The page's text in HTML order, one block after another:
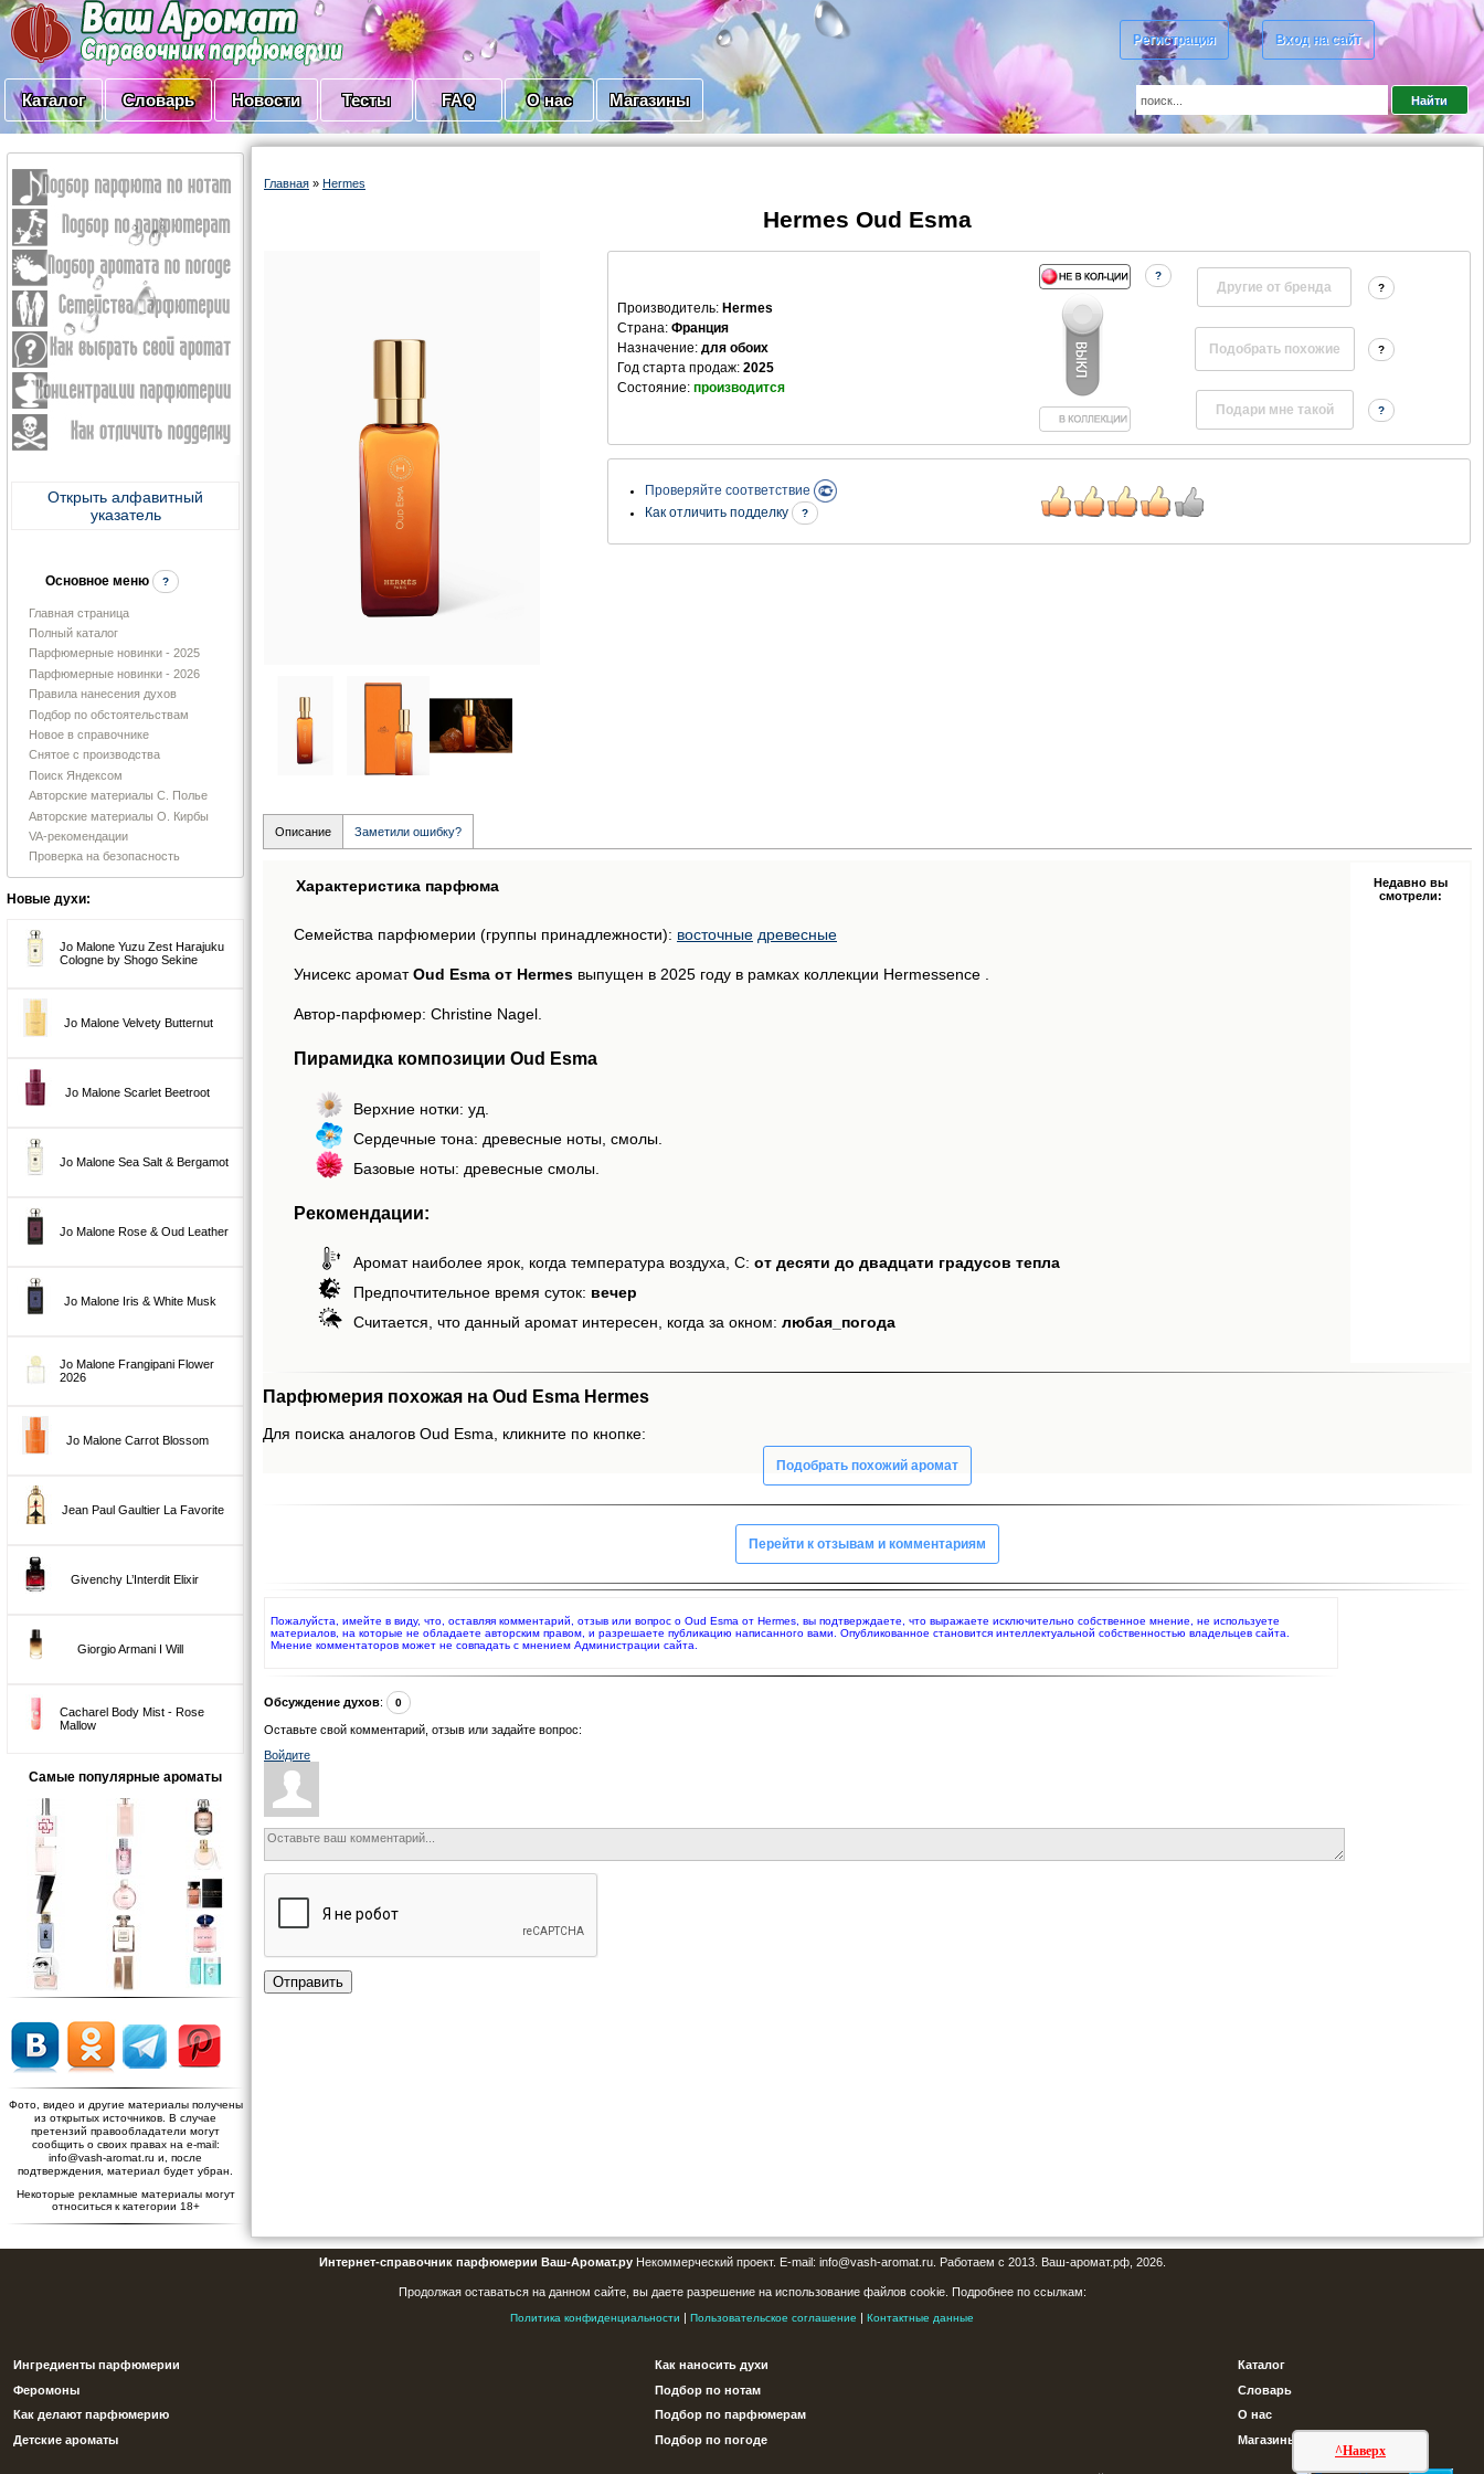
Регистрация Вход на сайт
Каталог Словарь Новости Тесты FAQ О нас Магазины
Открыть алфавитный
указатель
Основное меню ?
Главная страница
Полный каталог
Парфюмерные новинки - 2025
Парфюмерные новинки - 2026
Правила нанесения духов
Подбор по обстоятельствам
Новое в справочнике
Снятое с производства
Поиск Яндексом
Авторские материалы С. Полье
Авторские материалы О. Кирбы
VA-рекомендации
Проверка на безопасность
Новые духи:
Jo Malone Yuzu Zest Harajuku
Cologne by Shogo Sekine
Jo Malone Velvety Butternut
Jo Malone Scarlet Beetroot
Jo Malone Sea Salt & Bergamot
Jo Malone Rose & Oud Leather
Jo Malone Iris & White Musk
Jo Malone Frangipani Flower
2026
Jo Malone Carrot Blossom
Jean Paul Gaultier La Favorite
Givenchy L’Interdit Elixir
Giorgio Armani I Will
Cacharel Body Mist - Rose
Mallow
Самые популярные ароматы
Фото, видео и другие материалы получены
из открытых источников. В случае
претензий правообладатели могут
сообщить о своих правах на e-mail:
info@vash-aromat.ru и, после
подтверждения, материал будет убран.
Некоторые рекламные материалы могут
относиться к категории 18+
Главная » Hermes
Hermes Oud Esma
Производитель: Hermes
Страна: Франция
Назначение: для обоих
Год старта продаж: 2025
Состояние: производится
?
Другие от бренда ?
?
?
Проверяйте соответствие
Как отличить подделку
?
Описание Заметили ошибку?
Характеристика парфюма
Семейства парфюмерии (группы принадлежности): восточные древесные
Унисекс ароматOud Esma от Hermes выпущен в 2025 году в рамках коллекции Hermessence .
Автор-парфюмер: Christine Nagel.
Пирамидка композиции Oud Esma
Верхние нотки: уд.
Сердечные тона: древесные ноты, смолы.
Базовые ноты: древесные смолы.
Рекомендации:
Аромат наиболее ярок, когда температура воздуха, С: от десяти до двадцати градусов тепла
Предпочтительное время суток: вечер
Считается, что данный аромат интересен, когда за окном: любая_погода
Недавно вы
смотрели:
Парфюмерия похожая на Oud Esma Hermes
Для поиска аналогов Oud Esma, кликните по кнопке:
Подобрать похожий аромат
Перейти к отзывам и комментариям
Пожалуйста, имейте в виду, что, оставляя комментарий, отзыв или вопрос о Oud Esma от Hermes, вы подтверждаете, что выражаете исключительно собственное мнение, не используете
материалов, на которые не обладаете авторским правом, и разрешаете публикацию написанного вами. Опубликованное становится интеллектуальной собственностью владельцев сайта.
Мнение комментаторов может не совпадать с мнением Администрации сайта.
Обсуждение духов: 0
Оставьте свой комментарий, отзыв или задайте вопрос:
Войдите
Отправить
^Наверх
Интернет-справочник парфюмерии Ваш-Аромат.руНекоммерческий проект. E-mail: info@vash-aromat.ru. Работаем с 2013. Ваш-аромат.рф, 2026.
Продолжая оставаться на данном сайте, вы даете разрешение на использование файлов cookie. Подробнее по ссылкам:
Политика конфиденциальности | Пользовательское соглашение | Контактные данные
Ингредиенты парфюмерии
Феромоны
Как делают парфюмерию
Детские ароматы
Как наносить духи
Подбор по нотам
Подбор по парфюмерам
Подбор по погоде
Каталог
Словарь
О нас
Магазины